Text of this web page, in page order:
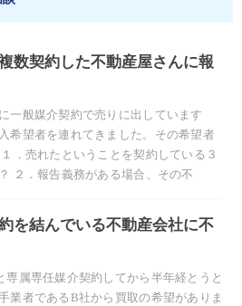
数契約した不動産屋さんに報
一般媒介契約で売りに出しています
希望者を連れてきました。その希望者
．売れたということを契約している３
２．報告義務がある場合、その不
を結んでいる不動産会社に不
専属専任媒介契約してから半年経とうと
業者であるB社から買取の希望がありま